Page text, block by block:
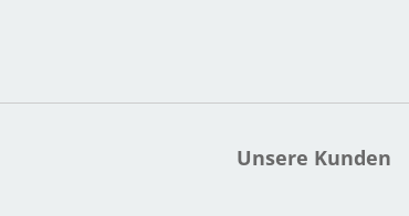
Unsere Kunden